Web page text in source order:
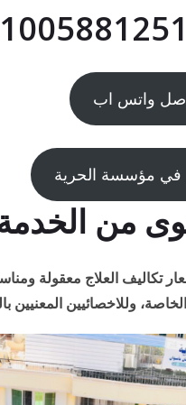
واتس اب
في مؤسسة الحرية
الخدمة
العلاج معقولة
وللاخصائيين المعنيين